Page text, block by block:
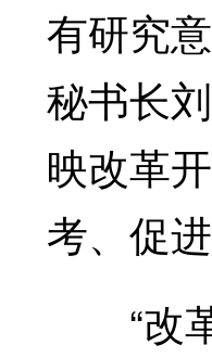
有研究
秘书长
映改革
考、促进
“改革